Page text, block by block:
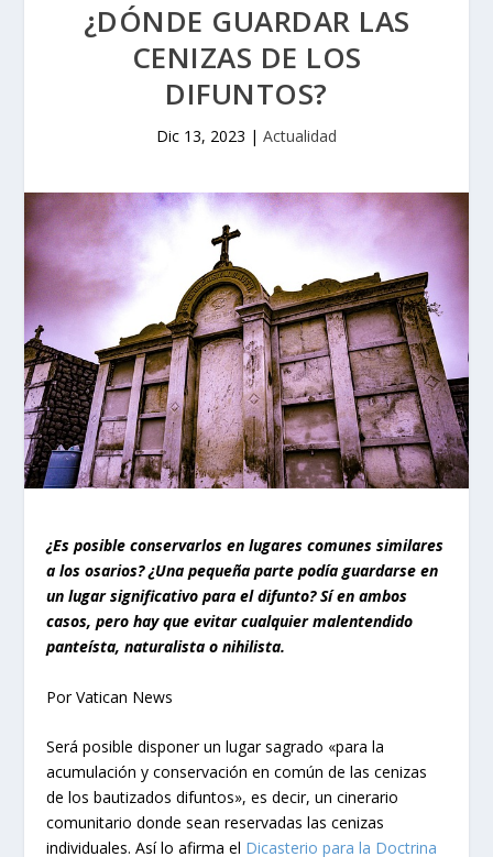
¿DÓNDE GUARDAR LAS
CENIZAS DE LOS
DIFUNTOS?
Dic 13, 2023 | Actualidad
¿Es posible conservarlos en lugares comunes similares
a los osarios? ¿Una pequeña parte podía guardarse en
un lugar significativo para el difunto? Sí en ambos
casos, pero hay que evitar cualquier malentendido
panteísta, naturalista o nihilista.
Por Vatican News
Será posible disponer un lugar sagrado «para la
acumulación y conservación en común de las cenizas
de los bautizados difuntos», es decir, un cinerario
comunitario donde sean reservadas las cenizas
individuales. Así lo afirma el Dicasterio para la Doctrina